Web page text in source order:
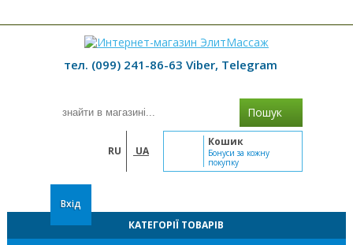
тел. (099) 241-86-63 Viber, Telegram
Пошук
RU UA
Кошик
Бонуси за кожну
покупку
Вхід
КАТЕГОРІЇ ТОВАРІВ